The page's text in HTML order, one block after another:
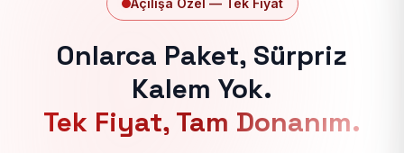
Açılışa Özel — Tek Fiyat
Onlarca Paket, Sürpriz
Kalem Yok.
Tek Fiyat, Tam Donanım.